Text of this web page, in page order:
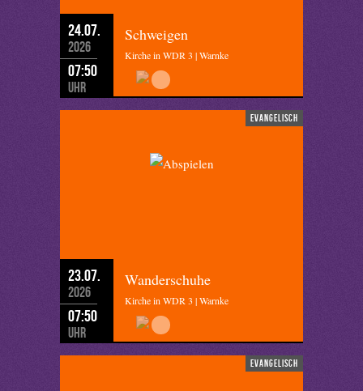
24.07.
2026
07:50
Uhr
Schweigen
Kirche in WDR 3 | Warnke
evangelisch
23.07.
2026
07:50
Uhr
Wanderschuhe
Kirche in WDR 3 | Warnke
evangelisch